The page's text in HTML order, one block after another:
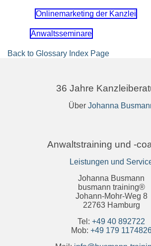
Onlinemarketing der Kanzlei
Anwaltsseminare
Back to Glossary Index Page
36 Jahre
Über Johanna
Anwaltstraining und -
Leistungen und
Johanna Busmann
busmann training®
Johann-Mohr-Weg 8
22763 Hamburg
Tel: +49 40 892722
Mob: +49 179